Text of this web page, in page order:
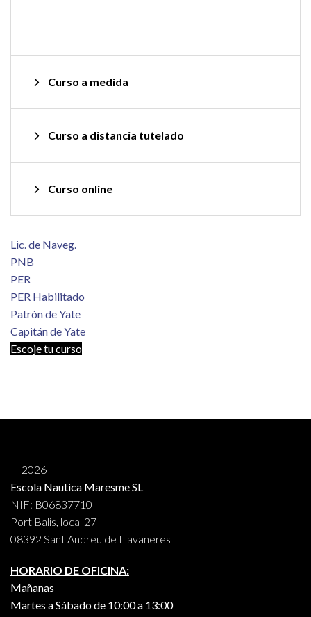
Curso a medida
Curso a distancia tutelado
Curso online
Lic. de Naveg.
PNB
PER
PER Habilitado
Patrón de Yate
Capitán de Yate
Escoje tu curso
2026
Escola Nautica Maresme SL
NIF: B06837710
Port Balis, local 27
08392 Sant Andreu de Llavaneres
HORARIO DE OFICINA:
Mañanas
Martes a Sábado de 10:00 a 13:00